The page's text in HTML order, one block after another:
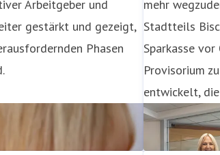
Arbeitgeber und
gestärkt und gezeigt,
Phasen
mehr
Stadtteils
Sparkasse
Provisorium
entwickelt,